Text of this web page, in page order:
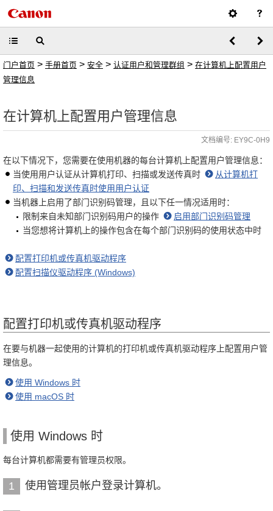
门户首页 > 手册首页 > 安全 > 认证用户和管理群组 > 在计算机上配置用户
管理信息
在计算机上配置用户管理信息
文档编号: EY9C-0H9
在以下情况下，您需要在使用机器的每台计算机上配置用户管理信息：
当使用用户认证从计算机打印、扫描或发送传真时
从计算机打
印、扫描和发送传真时使用用户认证
当机器上启用了部门识别码管理，且以下任一情况适用时：
限制来自未知部门识别码用户的操作
启用部门识别码管理
当您想将计算机上的操作包含在每个部门识别码的使用状态中时
配置打印机或传真机驱动程序
配置扫描仪驱动程序 (Windows)
配置打印机或传真机驱动程序
在要与机器一起使用的计算机的打印机或传真机驱动程序上配置用户管
理信息。
使用 Windows 时
使用 macOS 时
使用 Windows 时
每台计算机都需要有管理员权限。
1 使用管理员帐户登录计算机。